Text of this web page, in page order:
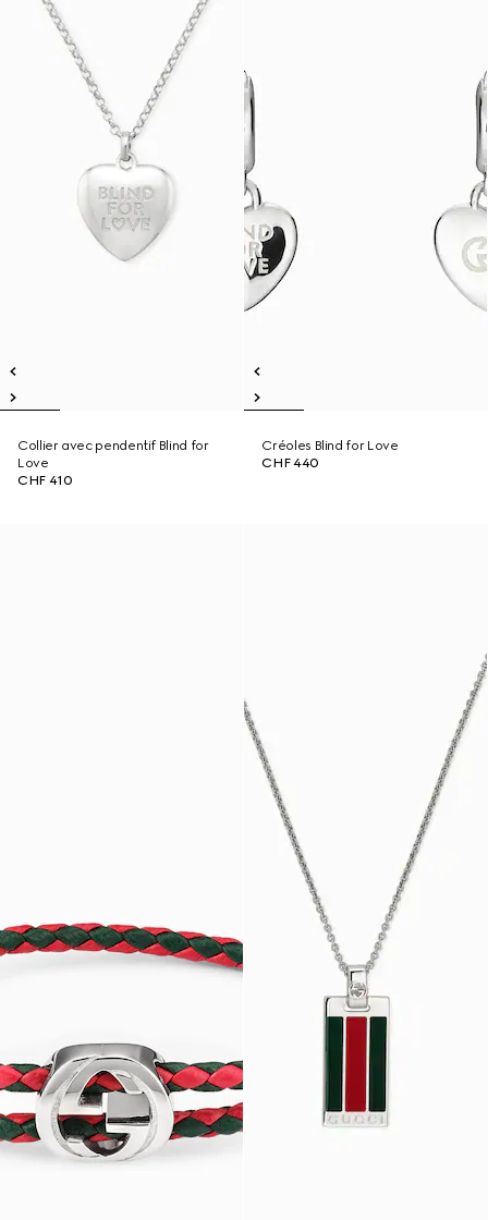
Collier avec pendentif Blind for
Love
CHF 410
Créoles Blind for Love
CHF 440